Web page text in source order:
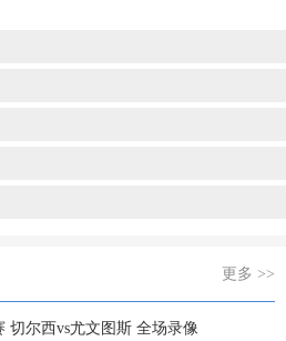
更多 >>
切尔西vs尤文图斯 全场录像